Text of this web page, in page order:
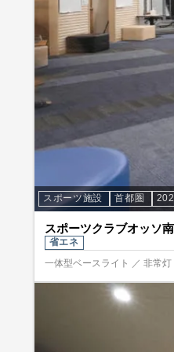
スポーツ施設 首都圏
スポーツクラブオッソ
省エネ
一体型ベースライト ／ 非常